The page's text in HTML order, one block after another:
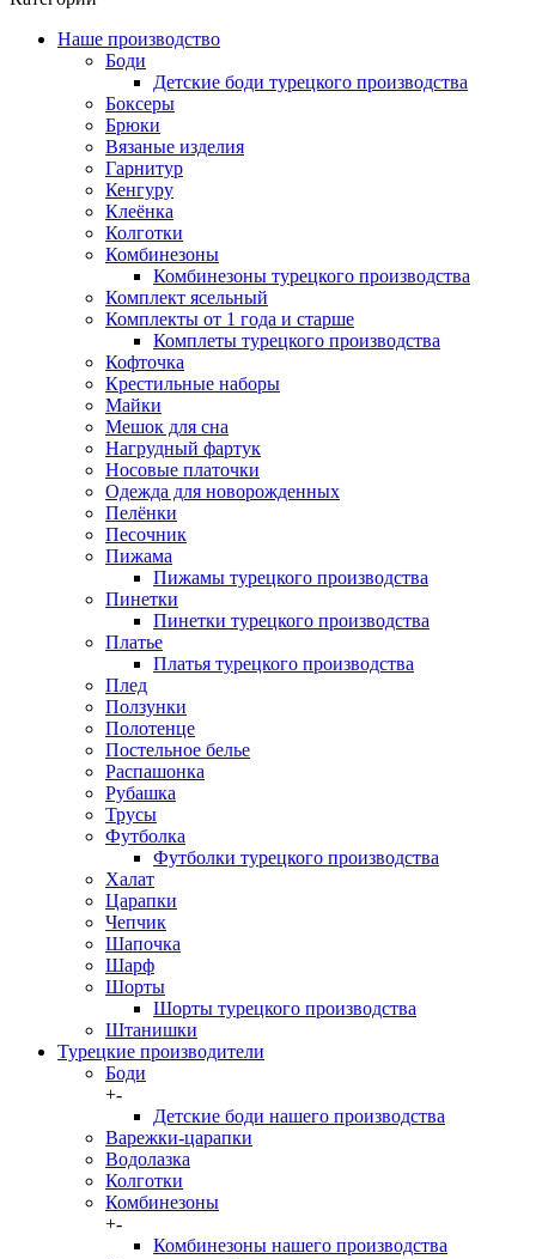
Наше производство
Боди
Детские боди турецкого производства
Боксеры
Брюки
Вязаные изделия
Гарнитур
Кенгуру
Клеёнка
Колготки
Комбинезоны
Комбинезоны турецкого производства
Комплект ясельный
Комплекты от 1 года и старше
Комплеты турецкого производства
Кофточка
Крестильные наборы
Майки
Мешок для сна
Нагрудный фартук
Носовые платочки
Одежда для новорожденных
Пелёнки
Песочник
Пижама
Пижамы турецкого производства
Пинетки
Пинетки турецкого производства
Платье
Платья турецкого производства
Плед
Ползунки
Полотенце
Постельное белье
Распашонка
Рубашка
Трусы
Футболка
Футболки турецкого производства
Халат
Царапки
Чепчик
Шапочка
Шарф
Шорты
Шорты турецкого производства
Штанишки
Турецкие производители
Боди
+-
Детские боди нашего производства
Варежки-царапки
Водолазка
Колготки
Комбинезоны
+-
Комбинезоны нашего производства